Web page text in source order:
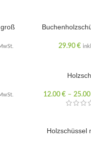
AUSVERKAUFT
29.90 €
12.00 € – 25.00
Holzschüssel